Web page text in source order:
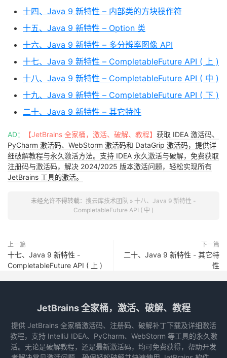
十四、Java 9 新特性 – 内部类的方块操作符
十五、Java 9 新特性 – Option 类
十六、Java 9 新特性 – 多分辨率图像 API
十七、Java 9 新特性 – CompletableFuture API ( 上 )
十八、Java 9 新特性 – CompletableFuture API ( 中 )
十九、Java 9 新特性 – CompletableFuture API ( 下 )
二十、Java 9 新特性 – 其它特性
AD： 【JetBrains 全家桶，激活、破解、教程】 获取 IDEA 激活码、
PyCharm 激活码、WebStorm 激活码和 DataGrip 激活码，提供详
细破解教程与永久激活方法。支持 IDEA 永久激活与破解，免费获取
注册码与激活码，解决 2024/2025 版本激活问题，轻松实现所有
JetBrains 工具的激活。
未经允许不得转载： 搜云库技术团队 » 十八、Java 9 新特性 -
CompletableFuture API ( 中 )
上一篇
十七、Java 9 新特性 -
CompletableFuture API ( 上 )
下一篇
二十、Java 9 新特性 - 其它特
性
JetBrains 全家桶，激活、破解、教程
提供 JetBrains 全家桶激活码、注册码、破解补丁下载及详细激活
教程，支持 IntelliJ IDEA、PyCharm、WebStorm 等工具的永久激
活。无论是破解教程，还是最新激活码，均可免费获得，帮助开发